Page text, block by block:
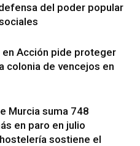
del poder popular
Acción pide proteger
colonia de vencejos en
Murcia suma 748
en paro en julio
sostiene el